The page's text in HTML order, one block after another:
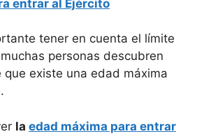
entrar al Ejército
tener en cuenta el límite
personas descubren
existe una edad máxima
la edad máxima para entrar